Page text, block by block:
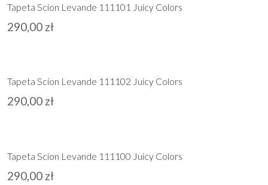
Tapeta Scion Levande 111101 Juicy Colors
290,00 zł
Tapeta Scion Levande 111102 Juicy Colors
290,00 zł
Tapeta Scion Levande 111100 Juicy Colors
290,00 zł